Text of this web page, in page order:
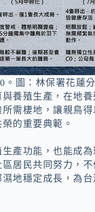
。圖：林保署花蓮
養殖生產，在地
需棲地，讓親鳥
的重要典範。
產功能，也能成
居民共同努力，
地穩定成長，為